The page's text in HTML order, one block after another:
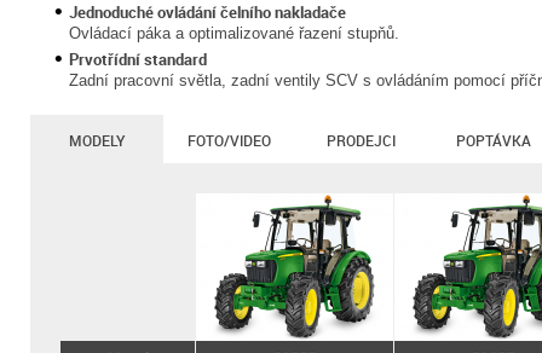
Jednoduché ovládání čelního nakladače
Ovládací páka a optimalizované řazení stupňů.
Prvotřídní standard
Zadní pracovní světla, zadní ventily SCV s ovládáním pomocí
MODELY FOTO/VIDEO PRODEJCI POPTÁVKA